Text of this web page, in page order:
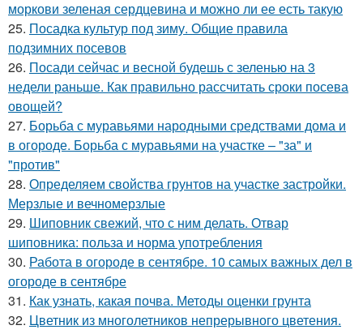
моркови зеленая сердцевина и можно ли ее есть такую
25. Посадка культур под зиму. Общие правила
подзимних посевов
26. Посади сейчас и весной будешь с зеленью на 3
недели раньше. Как правильно рассчитать сроки посева
овощей?
27. Борьба с муравьями народными средствами дома и
в огороде. Борьба с муравьями на участке – "за" и
"против"
28. Определяем свойства грунтов на участке застройки.
Мерзлые и вечномерзлые
29. Шиповник свежий, что с ним делать. Отвар
шиповника: польза и норма употребления
30. Работа в огороде в сентябре. 10 самых важных дел в
огороде в сентябре
31. Как узнать, какая почва. Методы оценки грунта
32. Цветник из многолетников непрерывного цветения.